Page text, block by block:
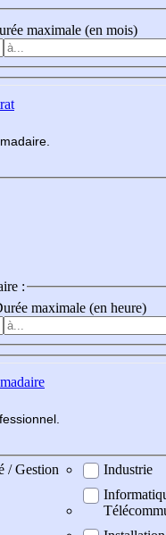
maximale (en mois)
madaire
:
maximale (en heure)
fessionnel
/ Gestion
Industrie